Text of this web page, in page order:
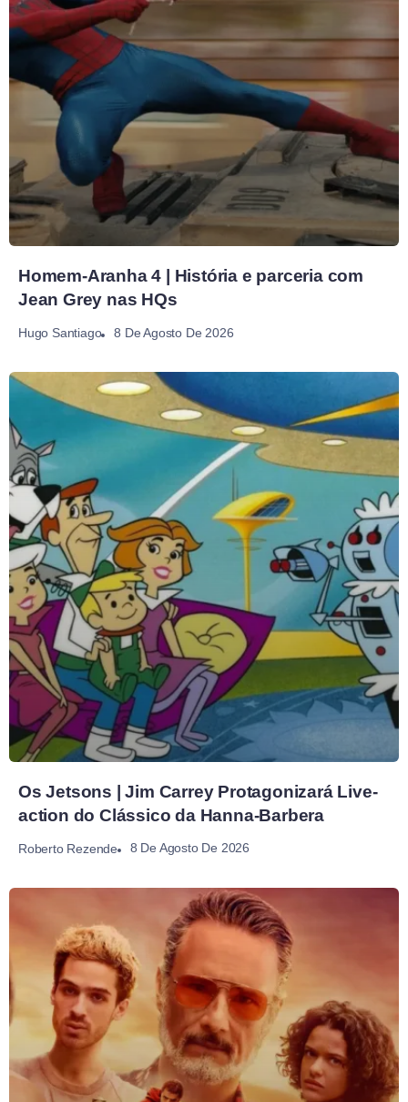
Homem-Aranha 4 | História e parceria com
Jean Grey nas HQs
Hugo Santiago 8 De Agosto De 2026
Os Jetsons | Jim Carrey Protagonizará Live-
action do Clássico da Hanna-Barbera
Roberto Rezende 8 De Agosto De 2026